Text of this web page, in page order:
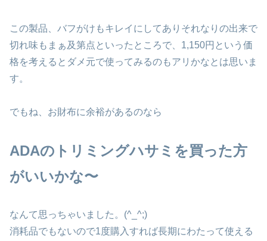
この製品、バフがけもキレイにしてありそれなりの出来で
切れ味もまぁ及第点といったところで、1,150円という価
格を考えるとダメ元で使ってみるのもアリかなとは思いま
す。
でもね、お財布に余裕があるのなら
ADAのトリミングハサミを買った方
がいいかな〜
なんて思っちゃいました。(^_^;)
消耗品でもないので1度購入すれば長期にわたって使える